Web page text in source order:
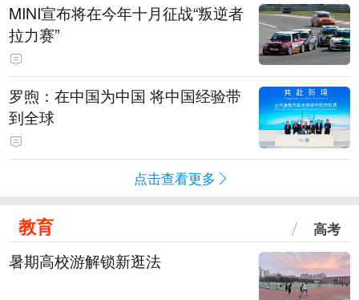
MINI宣布将在今年十月征战“叛逆者
拉力赛”
罗煦：在中国为中国 将中国经验带
到全球
点击查看更多
教育 高考
暑期高校游解锁新逛法